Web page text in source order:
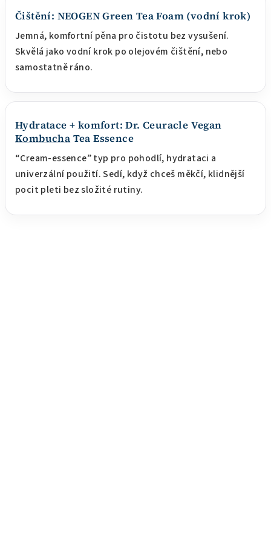
Čištění: NEOGEN Green Tea Foam (vodní krok)
Jemná, komfortní pěna pro čistotu bez vysušení.
Skvělá jako vodní krok po olejovém čištění, nebo
samostatně ráno.
Hydratace + komfort: Dr. Ceuracle Vegan
Kombucha Tea Essence
“Cream-essence” typ pro pohodlí, hydrataci a
univerzální použití. Sedí, když chceš měkčí, klidnější
pocit pleti bez složité rutiny.